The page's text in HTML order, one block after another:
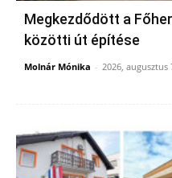
Megkezdődött a
közötti út építése
Molnár Mónika - 2026, augusztus